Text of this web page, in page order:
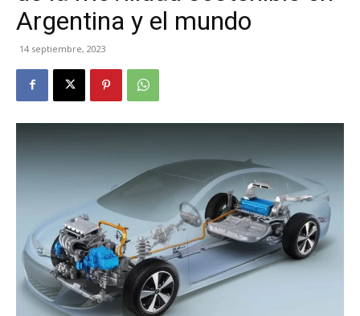
Argentina y el mundo
14 septiembre, 2023